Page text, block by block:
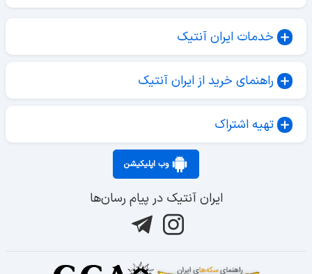
خدمات ایران آنتیک
راهنمای خرید از ایران آنتیک
تهیه اشتراک
وب اپلیکیشن
ایران آنتیک در پیام رسان‌ها